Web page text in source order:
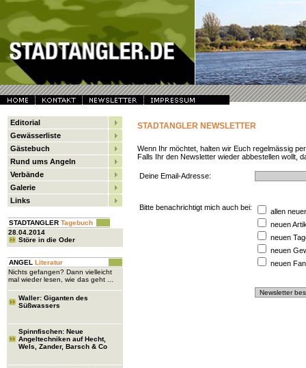
Editorial
Gewässerliste
Gästebuch
Rund ums Angeln
Verbände
Galerie
Links
STADTANGLER Tagebuch
28.04.2014
Störe in die Oder
ANGEL Literatur
Nichts gefangen? Dann vielleicht
mal wieder lesen, wie das geht ...
Waller: Giganten des
Süßwassers
Spinnfischen: Neue
Angeltechniken auf Hecht,
Wels, Zander, Barsch & Co
STADTANGLER NEWSLETTER
Wenn Ihr möchtet, halten wir Euch regelmässig
Falls Ihr den Newsletter wieder abbestellen wollt,
Deine Email-Adresse:
Bitte benachrichtigt mich auch bei:
allen
neuen
neuen
neuen
neuen